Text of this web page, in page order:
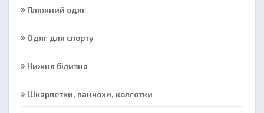
Пляжний одяг
Одяг для спорту
Нижня білизна
Шкарпетки, панчохи, колготки